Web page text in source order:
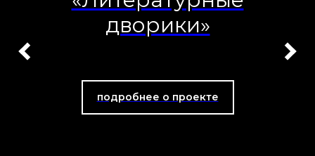
дворики»
подробнее о проекте